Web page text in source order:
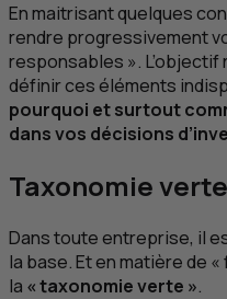
En maitrisant quelques
rendre progressivement
responsables ». L’objectif
définir ces éléments
pourquoi et surtout
dans vos décisions
Taxonomie
Dans toute entreprise, il
la base. Et en matière de
la « taxonomie verte ».